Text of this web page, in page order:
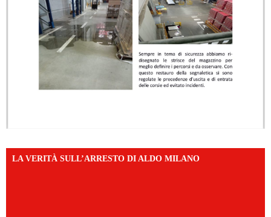
LA VERITÀ SULL’ARRESTO DI ALDO MILANO